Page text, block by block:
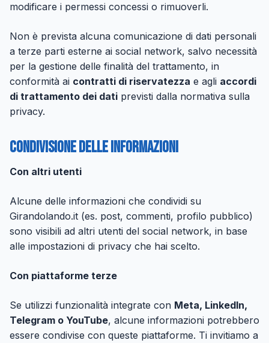
modificare i permessi concessi o rimuoverli.
Non è prevista alcuna comunicazione di dati personali
a terze parti esterne ai social network, salvo necessità
per la gestione delle finalità del trattamento, in
conformità ai contratti di riservatezza e agli accordi
di trattamento dei dati previsti dalla normativa sulla
privacy.
Condivisione delle informazioni
Con altri utenti
Alcune delle informazioni che condividi su
Girandolando.it (es. post, commenti, profilo pubblico)
sono visibili ad altri utenti del social network, in base
alle impostazioni di privacy che hai scelto.
Con piattaforme terze
Se utilizzi funzionalità integrate con Meta, LinkedIn,
Telegram o YouTube, alcune informazioni potrebbero
essere condivise con queste piattaforme. Ti invitiamo a